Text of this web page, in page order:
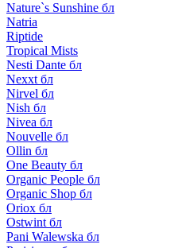
Nature`s Sunshine бл
Natria
Riptide
Tropical Mists
Nesti Dante бл
Nexxt бл
Nirvel бл
Nish бл
Nivea бл
Nouvelle бл
Ollin бл
One Beauty бл
Organic People бл
Organic Shop бл
Oriox бл
Ostwint бл
Pani Walewska бл